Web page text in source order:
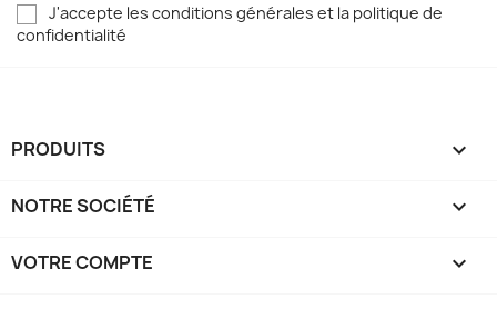
J'accepte les conditions générales et la politique de
confidentialité
PRODUITS 
NOTRE SOCIÉTÉ 
VOTRE COMPTE 